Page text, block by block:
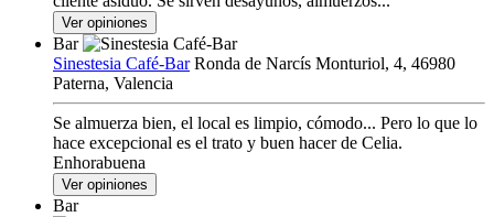
Ver opiniones
Bar
Sinestesia Café-Bar Ronda de Narcís Monturiol, 4, 46980
Paterna, Valencia
Se almuerza bien, el local es limpio, cómodo... Pero lo que lo
hace excepcional es el trato y buen hacer de Celia.
Enhorabuena
Ver opiniones
Bar